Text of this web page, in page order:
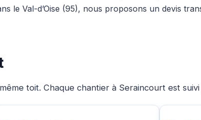
le Val-d’Oise (95), nous proposons un devis
toit. Chaque chantier à Seraincourt est